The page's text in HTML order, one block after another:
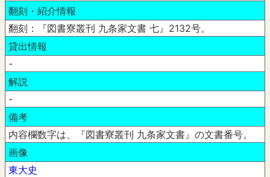
翻刻・紹介情報
翻刻：『図書寮叢刊 九条家文書 七』2132号。
貸出情報
-
解説
-
備考
内容欄数字は、『図書寮叢刊 九条家文書』の文書番号。
画像
東大史